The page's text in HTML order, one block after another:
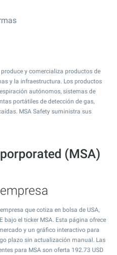
y comercializa productos de
y la infraestructura. Los productos
autónomos, sistemas de
portátiles de detección de gas,
MSA Safety suministra sus
(MSA)
que cotiza en bolsa de USA,
bajo el ticker MSA. Esta página ofrece
y un gráfico interactivo para
plazo sin actualización manual. Las
para MSA son oferta 192.73 USD